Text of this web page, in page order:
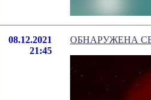
08.12.2021
21:45
ОБНАРУЖЕНА